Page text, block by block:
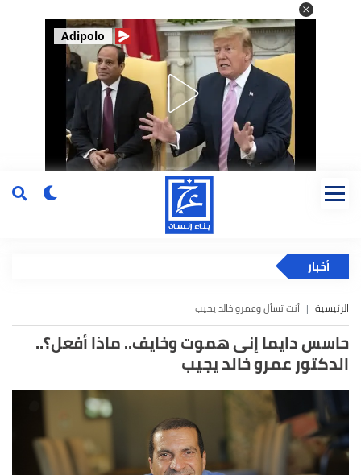
Adipolo
أخبار
الرئيسية أنت تسأل وعمرو خالد يجيب
حاسس دايما إنى هموت وخايف.. ماذا أفعل؟..
الدكتور عمرو خالد يجيب